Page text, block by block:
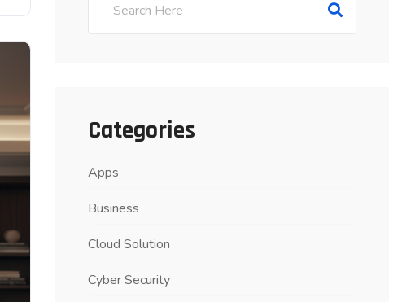
Categories
Apps
Business
Cloud Solution
Cyber Security